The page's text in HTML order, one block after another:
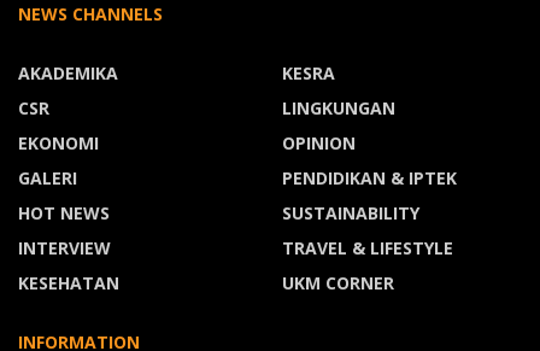
NEWS CHANNELS
AKADEMIKA
CSR
EKONOMI
GALERI
HOT NEWS
INTERVIEW
KESEHATAN
KESRA
LINGKUNGAN
OPINION
PENDIDIKAN & IPTEK
SUSTAINABILITY
TRAVEL & LIFESTYLE
UKM CORNER
INFORMATION